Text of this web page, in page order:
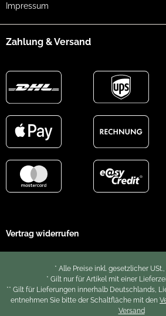
Impressum
Zahlung & Versand
Vertrag widerrufen
* Alle Preise inkl. gesetzlicher USt.,
* Gilt nur für Artikel mit einer
** Gilt für Lieferungen innerhalb Deutschlands,
entnehmen Sie bitte der Schaltfläche mit den
Versand